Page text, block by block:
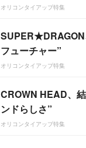
オリコンタイアップ特集
SUPER★DRAGON
フューチャー”
オリコンタイアップ特集
CROWN HEAD、
ンドらしさ”
オリコンタイアップ特集